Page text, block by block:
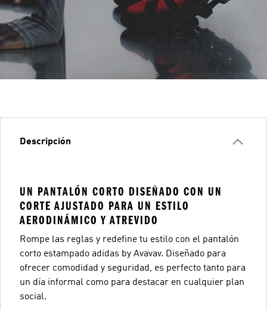
Descripción
UN PANTALÓN CORTO DISEÑADO CON UN
CORTE AJUSTADO PARA UN ESTILO
AERODINÁMICO Y ATREVIDO
Rompe las reglas y redefine tu estilo con el pantalón
corto estampado adidas by Avavav. Diseñado para
ofrecer comodidad y seguridad, es perfecto tanto para
un día informal como para destacar en cualquier plan
social.